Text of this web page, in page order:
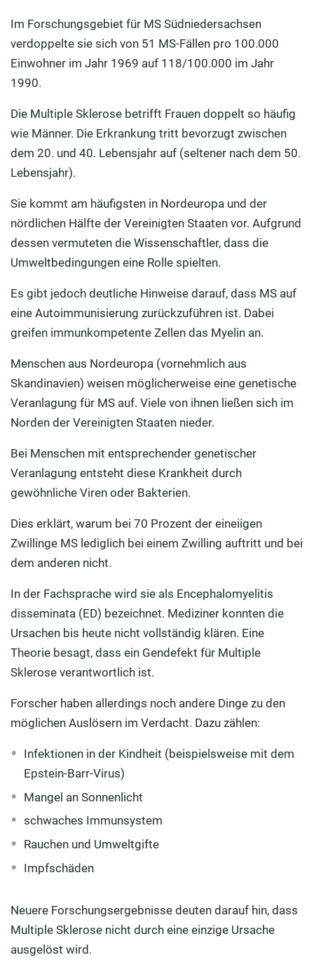
Im Forschungsgebiet für MS Südniedersachsen
verdoppelte sie sich von 51 MS-Fällen pro 100.000
Einwohner im Jahr 1969 auf 118/100.000 im Jahr
1990.
Die Multiple Sklerose betrifft Frauen doppelt so häufig
wie Männer. Die Erkrankung tritt bevorzugt zwischen
dem 20. und 40. Lebensjahr auf (seltener nach dem 50.
Lebensjahr).
Sie kommt am häufigsten in Nordeuropa und der
nördlichen Hälfte der Vereinigten Staaten vor. Aufgrund
dessen vermuteten die Wissenschaftler, dass die
Umweltbedingungen eine Rolle spielten.
Es gibt jedoch deutliche Hinweise darauf, dass MS auf
eine Autoimmunisierung zurückzuführen ist. Dabei
greifen immunkompetente Zellen das Myelin an.
Menschen aus Nordeuropa (vornehmlich aus
Skandinavien) weisen möglicherweise eine genetische
Veranlagung für MS auf. Viele von ihnen ließen sich im
Norden der Vereinigten Staaten nieder.
Bei Menschen mit entsprechender genetischer
Veranlagung entsteht diese Krankheit durch
gewöhnliche Viren oder Bakterien.
Dies erklärt, warum bei 70 Prozent der eineiigen
Zwillinge MS lediglich bei einem Zwilling auftritt und bei
dem anderen nicht.
In der Fachsprache wird sie als Encephalomyelitis
disseminata (ED) bezeichnet. Mediziner konnten die
Ursachen bis heute nicht vollständig klären. Eine
Theorie besagt, dass ein Gendefekt für Multiple
Sklerose verantwortlich ist.
Forscher haben allerdings noch andere Dinge zu den
möglichen Auslösern im Verdacht. Dazu zählen:
Infektionen in der Kindheit (beispielsweise mit dem
Epstein-Barr-Virus)
Mangel an Sonnenlicht
schwaches Immunsystem
Rauchen und Umweltgifte
Impfschäden
Neuere Forschungsergebnisse deuten darauf hin, dass
Multiple Sklerose nicht durch eine einzige Ursache
ausgelöst wird.